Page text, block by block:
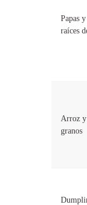
Papas y
raíces
Arroz y
granos